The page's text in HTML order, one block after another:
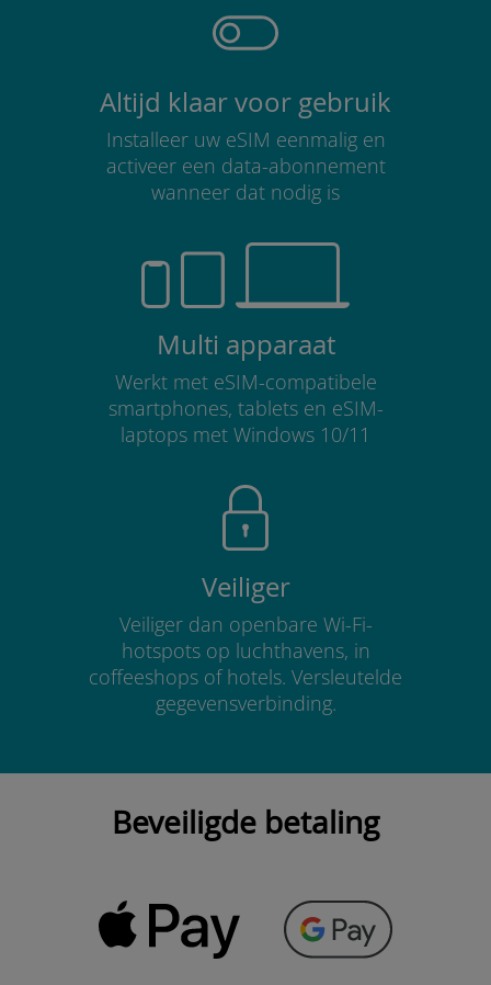
Altijd klaar voor gebruik
Installeer uw eSIM eenmalig en
activeer een data-abonnement
wanneer dat nodig is
Multi apparaat
Werkt met eSIM-compatibele
smartphones, tablets en eSIM-
laptops met Windows 10/11
Veiliger
Veiliger dan openbare Wi-Fi-
hotspots op luchthavens, in
coffeeshops of hotels. Versleutelde
gegevensverbinding.
Beveiligde betaling